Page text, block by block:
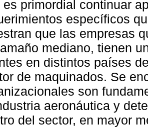
es primordial continuar
específicos
que las empresas
mediano, tienen
en distintos países
de maquinados. Se
son
aeronáutica y
del sector, en mayor